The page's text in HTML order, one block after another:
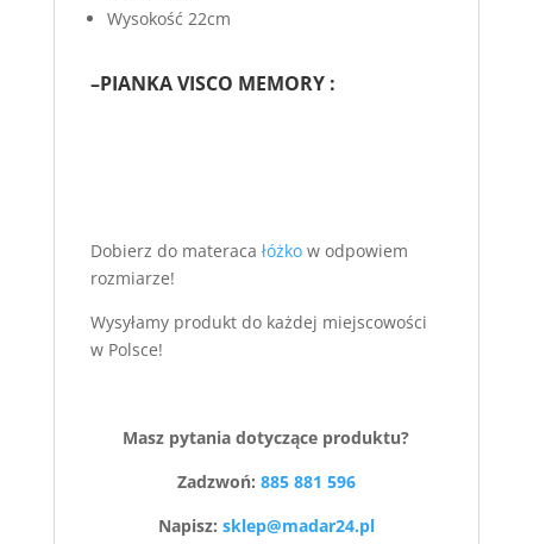
Wysokość 22cm
–PIANKA VISCO MEMORY :
Dobierz do materaca łóżkow odpowiem
rozmiarze!
Wysyłamy produkt do każdej miejscowości
w Polsce!
Masz pytania dotyczące produktu?
Zadzwoń: 885 881 596
Napisz: sklep@madar24.pl